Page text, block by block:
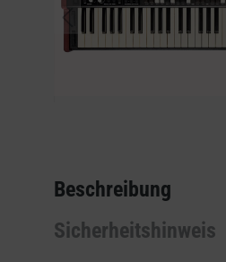
Beschreibung
Sicherheitshinweis